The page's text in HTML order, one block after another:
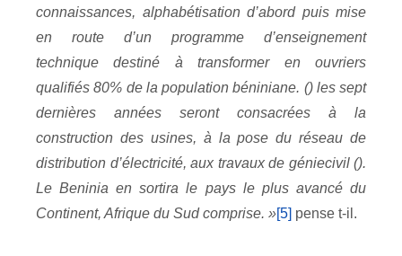
connaissances, alphabétisation d’abord puis mise
en route d’un programme d’enseignement
technique destiné à transformer en ouvriers
qualifiés 80% de la population béniniane. () les sept
dernières années seront consacrées à la
construction des usines, à la pose du réseau de
distribution d’électricité, aux travaux de géniecivil ().
Le Beninia en sortira le pays le plus avancé du
Continent, Afrique du Sud comprise. »[5] pense t-il.